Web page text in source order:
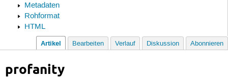
Metadaten
Rohformat
HTML
Artikel Bearbeiten Verlauf Diskussion Abonnieren
profanity